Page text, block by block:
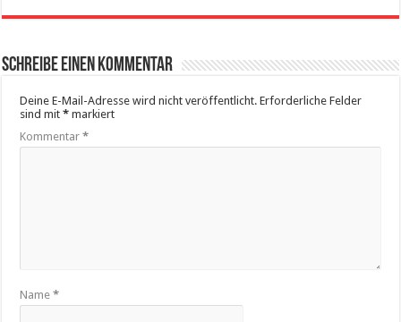
Schreibe einen Kommentar
Deine E-Mail-Adresse wird nicht veröffentlicht. Erforderliche Felder
sind mit* markiert
Kommentar*
Name*